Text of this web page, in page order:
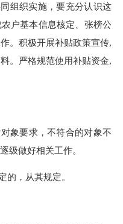
组织实施，要充分认识这
户基本信息核定、张榜公
。积极开展补贴政策宣传,
。严格规范使用补贴资金,
要求，不符合的对象不
级做好相关工作。
，从其规定。